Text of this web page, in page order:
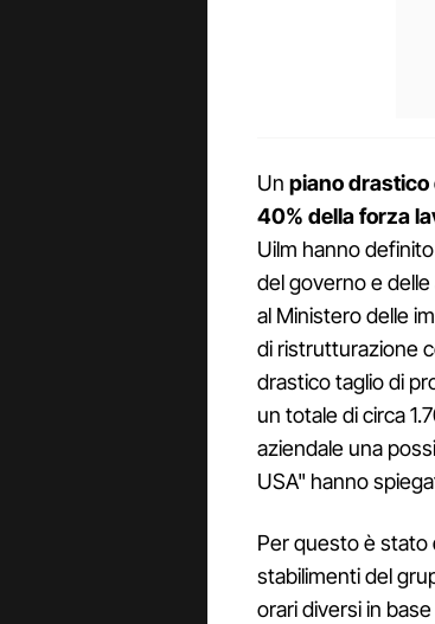
Un piano
40% della forza
Uilm hanno
del governo e
al Ministero delle
di ristrutturazione
drastico taglio di
un totale di circa
aziendale una
USA" hanno
Per questo è stato
stabilimenti del
orari diversi in